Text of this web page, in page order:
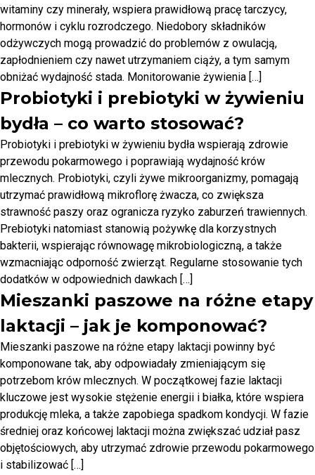
witaminy czy minerały, wspiera prawidłową pracę tarczycy,
hormonów i cyklu rozrodczego. Niedobory składników
odżywczych mogą prowadzić do problemów z owulacją,
zapłodnieniem czy nawet utrzymaniem ciąży, a tym samym
obniżać wydajność stada. Monitorowanie żywienia […]
Probiotyki i prebiotyki w żywieniu
bydła – co warto stosować?
Probiotyki i prebiotyki w żywieniu bydła wspierają zdrowie
przewodu pokarmowego i poprawiają wydajność krów
mlecznych. Probiotyki, czyli żywe mikroorganizmy, pomagają
utrzymać prawidłową mikroflorę żwacza, co zwiększa
strawność paszy oraz ogranicza ryzyko zaburzeń trawiennych.
Prebiotyki natomiast stanowią pożywkę dla korzystnych
bakterii, wspierając równowagę mikrobiologiczną, a także
wzmacniając odporność zwierząt. Regularne stosowanie tych
dodatków w odpowiednich dawkach […]
Mieszanki paszowe na różne etapy
laktacji – jak je komponować?
Mieszanki paszowe na różne etapy laktacji powinny być
komponowane tak, aby odpowiadały zmieniającym się
potrzebom krów mlecznych. W początkowej fazie laktacji
kluczowe jest wysokie stężenie energii i białka, które wspiera
produkcję mleka, a także zapobiega spadkom kondycji. W fazie
średniej oraz końcowej laktacji można zwiększać udział pasz
objętościowych, aby utrzymać zdrowie przewodu pokarmowego
i stabilizować […]